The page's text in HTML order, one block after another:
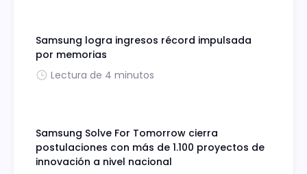
Samsung logra ingresos récord impulsada
por memorias
Lectura de 4 minutos
Samsung Solve For Tomorrow cierra
postulaciones con más de 1.100 proyectos de
innovación a nivel nacional